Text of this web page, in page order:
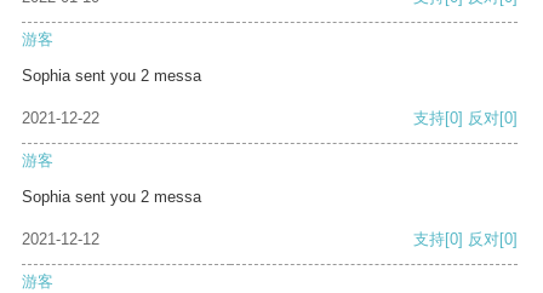
游客
Sophia sent you 2 messa
2021-12-22 支持[0] 反对[0]
游客
Sophia sent you 2 messa
2021-12-12 支持[0] 反对[0]
游客